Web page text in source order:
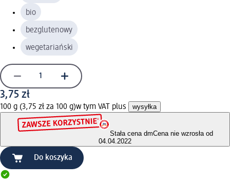
bio
bezglutenowy
wegetariański
3,75 zł
100 g (3,75 zł za 100 g)w tym VAT plus wysyłka
Stała cena dmCena nie wzrosła od
04.04.2022
Do koszyka